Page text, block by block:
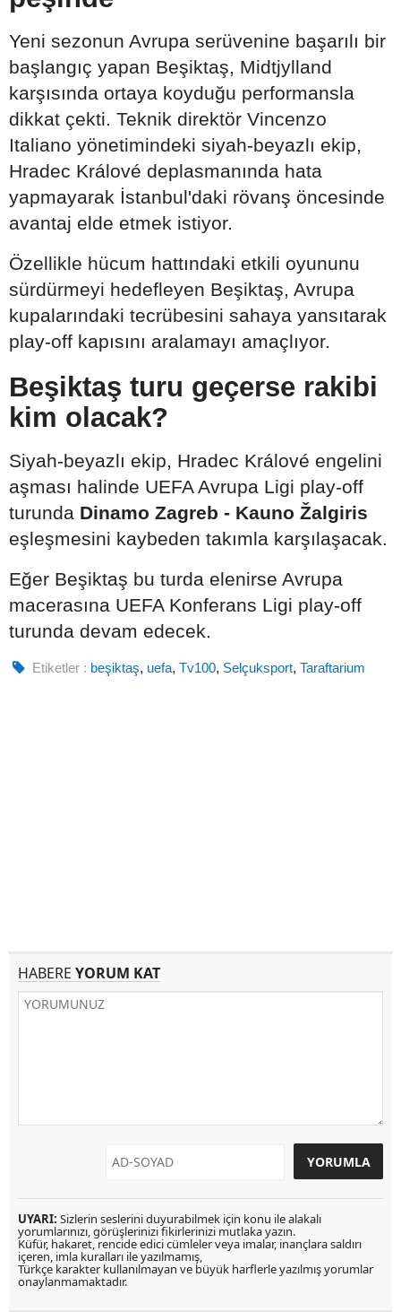
Yeni sezonun Avrupa serüvenine başarılı bir
başlangıç yapan Beşiktaş, Midtjylland
karşısında ortaya koyduğu performansla
dikkat çekti. Teknik direktör Vincenzo
Italiano yönetimindeki siyah-beyazlı ekip,
Hradec Králové deplasmanında hata
yapmayarak İstanbul'daki rövanş öncesinde
avantaj elde etmek istiyor.
Özellikle hücum hattındaki etkili oyununu
sürdürmeyi hedefleyen Beşiktaş, Avrupa
kupalarındaki tecrübesini sahaya yansıtarak
play-off kapısını aralamayı amaçlıyor.
Beşiktaş turu geçerse rakibi
kim olacak?
Siyah-beyazlı ekip, Hradec Králové engelini
aşması halinde UEFA Avrupa Ligi play-off
turunda Dinamo Zagreb - Kauno Žalgiris
eşleşmesini kaybeden takımla karşılaşacak.
Eğer Beşiktaş bu turda elenirse Avrupa
macerasına UEFA Konferans Ligi play-off
turunda devam edecek.
Etiketler : beşiktaş, uefa,Tv100, Selçuksport,Taraftarium
HABERE YORUM KAT
UYARI: Sizlerin seslerini duyurabilmek için konu ile alakalı
yorumlarınızı, görüşlerinizi fikirlerinizi mutlaka yazın.
Küfür, hakaret, rencide edici cümleler veya imalar, inançlara saldırı
içeren, imla kuralları ile yazılmamış,
Türkçe karakter kullanılmayan ve büyük harflerle yazılmış yorumlar
onaylanmamaktadır.